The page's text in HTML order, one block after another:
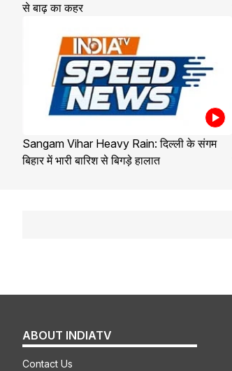
से बाढ़ का कहर
Sangam Vihar Heavy Rain: दिल्ली के संगम
बिहार में भारी बारिश से बिगड़े हालात
ABOUT INDIATV
Contact Us